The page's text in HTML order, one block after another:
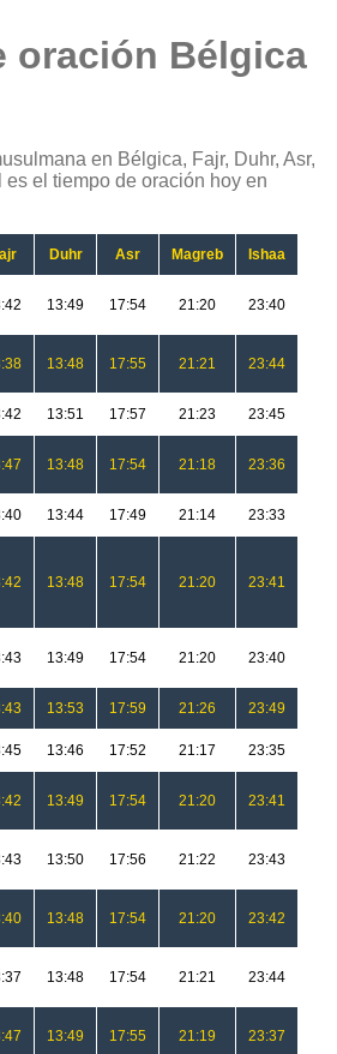
oración Bélgica
en Bélgica, Fajr, Duhr, Asr,
el tiempo de oración hoy en
Duhr Asr Magreb Ishaa
13:49 17:54 21:20 23:40
13:48 17:55 21:21 23:44
13:51 17:57 21:23 23:45
13:48 17:54 21:18 23:36
13:44 17:49 21:14 23:33
13:48 17:54 21:20 23:41
13:49 17:54 21:20 23:40
13:53 17:59 21:26 23:49
13:46 17:52 21:17 23:35
13:49 17:54 21:20 23:41
13:50 17:56 21:22 23:43
13:48 17:54 21:20 23:42
13:48 17:54 21:21 23:44
13:49 17:55 21:19 23:37